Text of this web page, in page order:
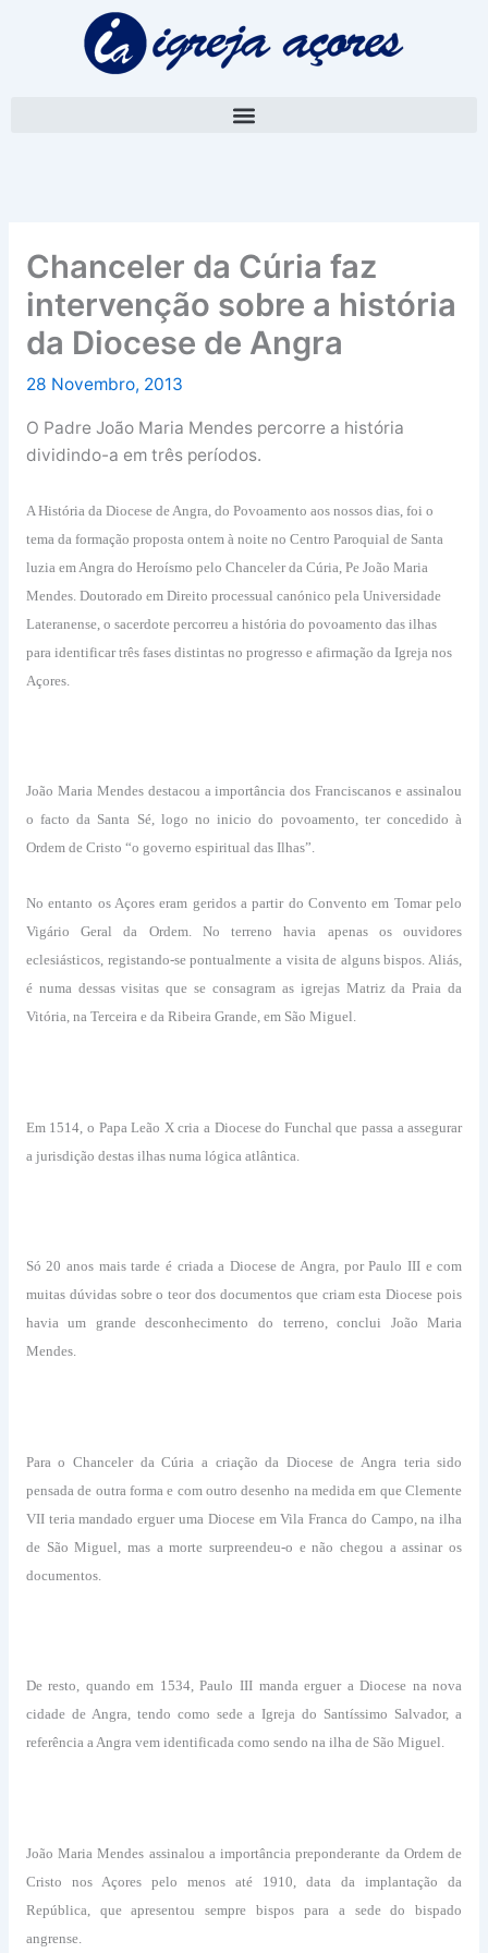
Chanceler da Cúria faz
intervenção sobre a história
da Diocese de Angra
28 Novembro, 2013
O Padre João Maria Mendes percorre a história
dividindo-a em três períodos.
A História da Diocese de Angra, do Povoamento aos nossos dias, foi o
tema da formação proposta ontem à noite no Centro Paroquial de Santa
luzia em Angra do Heroísmo pelo Chanceler da Cúria, Pe João Maria
Mendes. Doutorado em Direito processual canónico pela Universidade
Lateranense, o sacerdote percorreu a história do povoamento das ilhas
para identificar três fases distintas no progresso e afirmação da Igreja nos
Açores.
João Maria Mendes destacou a importância dos Franciscanos e assinalou
o facto da Santa Sé, logo no inicio do povoamento, ter concedido à
Ordem de Cristo “o governo espiritual das Ilhas”.
No entanto os Açores eram geridos a partir do Convento em Tomar pelo
Vigário Geral da Ordem. No terreno havia apenas os ouvidores
eclesiásticos, registando-se pontualmente a visita de alguns bispos. Aliás,
é numa dessas visitas que se consagram as igrejas Matriz da Praia da
Vitória, na Terceira e da Ribeira Grande, em São Miguel.
Em 1514, o Papa Leão X cria a Diocese do Funchal que passa a assegurar
a jurisdição destas ilhas numa lógica atlântica.
Só 20 anos mais tarde é criada a Diocese de Angra, por Paulo III e com
muitas dúvidas sobre o teor dos documentos que criam esta Diocese pois
havia um grande desconhecimento do terreno, conclui João Maria
Mendes.
Para o Chanceler da Cúria a criação da Diocese de Angra teria sido
pensada de outra forma e com outro desenho na medida em que Clemente
VII teria mandado erguer uma Diocese em Vila Franca do Campo, na ilha
de São Miguel, mas a morte surpreendeu-o e não chegou a assinar os
documentos.
De resto, quando em 1534, Paulo III manda erguer a Diocese na nova
cidade de Angra, tendo como sede a Igreja do Santíssimo Salvador, a
referência a Angra vem identificada como sendo na ilha de São Miguel.
João Maria Mendes assinalou a importância preponderante da Ordem de
Cristo nos Açores pelo menos até 1910, data da implantação da
República, que apresentou sempre bispos para a sede do bispado
angrense.